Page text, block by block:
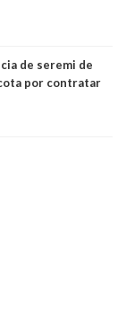
de seremi de
por contratar
con 47 kilos de